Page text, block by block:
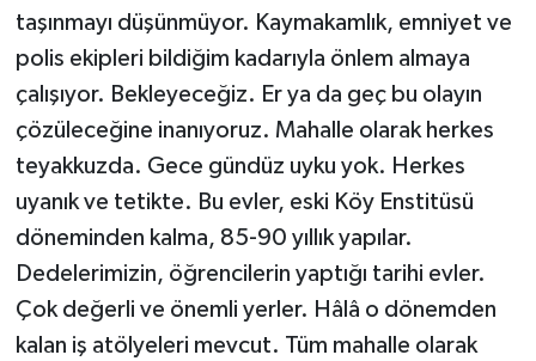
taşınmayı düşünmüyor. Kaymakamlık, emniyet ve
polis ekipleri bildiğim kadarıyla önlem almaya
çalışıyor. Bekleyeceğiz. Er ya da geç bu olayın
çözüleceğine inanıyoruz. Mahalle olarak herkes
teyakkuzda. Gece gündüz uyku yok. Herkes
uyanık ve tetikte. Bu evler, eski Köy Enstitüsü
döneminden kalma, 85-90 yıllık yapılar.
Dedelerimizin, öğrencilerin yaptığı tarihi evler.
Çok değerli ve önemli yerler. Hâlâ o dönemden
kalan iş atölyeleri mevcut. Tüm mahalle olarak